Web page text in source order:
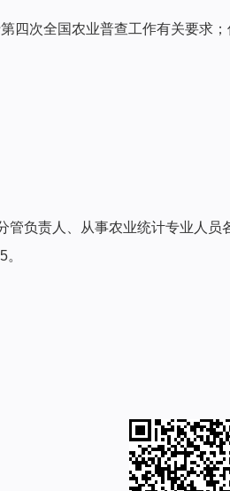
四次全国农业普查工作有关要求
管负责人、从事农业统计专业人员